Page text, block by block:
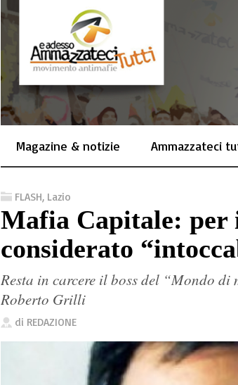
Magazine & notizie Ammazzateci
FLASH, Lazio
Mafia Capitale: per
considerato
Resta in carcere il boss del “Mondo
Roberto Grilli
di REDAZIONE